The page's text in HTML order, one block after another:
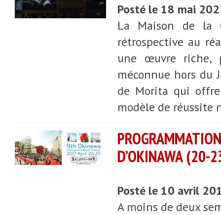
Posté le 18 mai
La Maison de la
rétrospective au
une œuvre riche,
méconnue hors du
de Morita qui
modèle de réussite
D’OKINAWA (20-
Posté le 10 avril
A moins de deux